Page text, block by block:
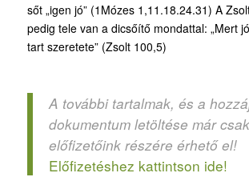
sőt „igen jó” (1Mózes 1,11.18.24.31) A
pedig tele van a dicsőítő mondattal: „Mert
tart szeretete” (Zsolt 100,5)
A további tartalmak, és a
dokumentum letöltése már csak
előfizetőink részére érhető el!
Előfizetéshez kattintson ide!